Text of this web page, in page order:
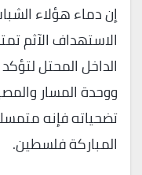
إن دماء هؤلاء
الاستهداف الآثم
الداخل المحتل
ووحدة المسار
تضحياته فإنه
المباركة فلسطين.